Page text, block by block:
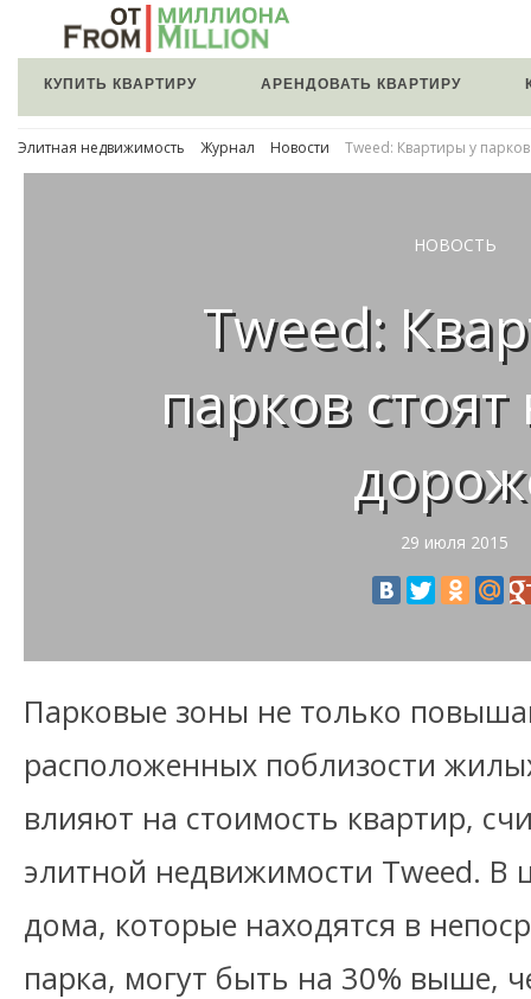
КУПИТЬ КВАРТИРУ АРЕНДОВАТЬ КВАРТИРУ
Элитная недвижимость Журнал Новости Tweed: Квартиры у
НОВОСТЬ
Tweed:
парков стоят
29 июля 2015
Парковые зоны не только
расположенных поблизости
влияют на стоимость квартир,
элитной недвижимости Tweed. В
дома, которые находятся в
парка, могут быть на 30% выше,